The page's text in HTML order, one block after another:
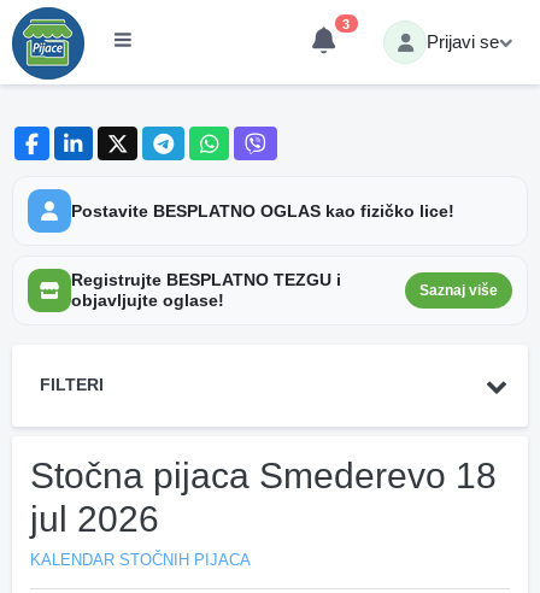
3
Prijavi se
Postavite BESPLATNO OGLAS kao fizičko lice!
Registrujte BESPLATNO TEZGU i
objavljujte oglase!
Saznaj više
FILTERI
Stočna pijaca Smederevo 18
jul 2026
KALENDAR STOČNIH PIJACA